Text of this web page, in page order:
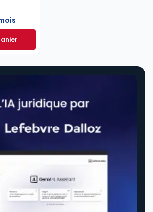
du contrat de travail à 212,16 €